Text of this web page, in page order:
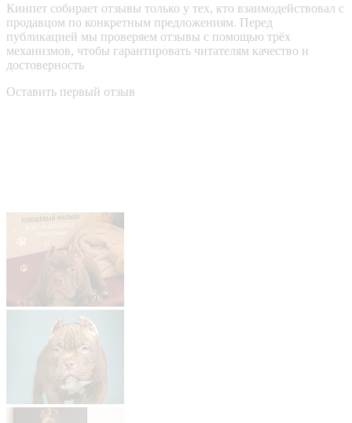
Кинпет собирает отзывы только у тех, кто взаимодействовал с
продавцом по конкретным предложениям. Перед
публикацией мы проверяем отзывы с помощью трёх
механизмов, чтобы гарантировать читателям качество и
достоверность
Оставить первый отзыв